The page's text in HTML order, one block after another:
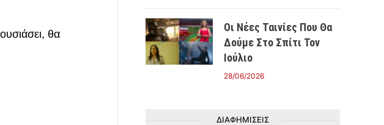
θα
Οι Νέες Ταινίες Που Θα
Δούμε Στο Σπίτι Τον
Ιούλιο
28/06/2026
ΔΙΑΦΗΜΙΣΕΙΣ